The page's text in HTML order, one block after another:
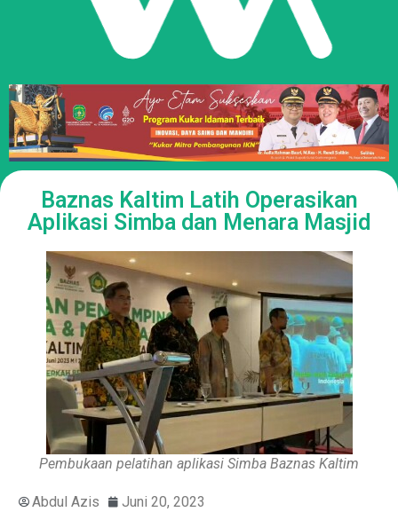
Baznas Kaltim Latih Operasikan
Aplikasi Simba dan Menara Masjid
Pembukaan pelatihan aplikasi Simba Baznas Kaltim
Abdul Azis Juni 20, 2023